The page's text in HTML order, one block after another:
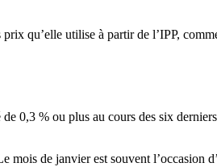
qu’elle utilise à partir de l’IPP,
0,3 % ou plus au cours des six
mois de janvier est souvent l’occasion